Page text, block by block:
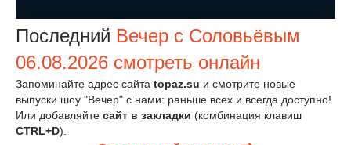
Последний Вечер с Соловьёвым
06.08.2026 смотреть онлайн
Запоминайте адрес сайта topaz.su и смотрите новые
выпуски шоу "Вечер" с нами: раньше всех и всегда доступно!
Или добавляйте сайт в закладки (комбинация клавиш
CTRL+D).